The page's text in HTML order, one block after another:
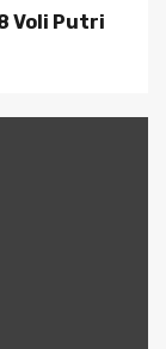
Voli Putri